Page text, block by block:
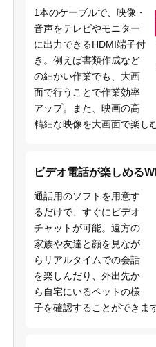
1本のケーブルで、映像・
音声をテレビやモニター
に出力できるHDMI端子付
き。例えば書類作成など
の細かい作業でも、大画
面で行うことで作業効率
アップ。また、映画の高
精細な映像を大画面で楽し
ビデオ電話が楽しめる
通話用のソフトを用意す
るだけで、すぐにビデオ
チャットが可能。遠方の
家族や友達と顔を見なが
らリアルタイムでの会話
を楽しんだり、外出先か
ら自宅にいるペットの様
子を確認することができます